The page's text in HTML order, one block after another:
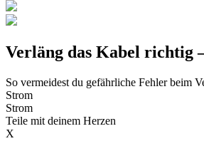
Verläng das Kabel richtig
So vermeidest du gefährliche Fehler beim
Strom
Strom
Teile mit deinem Herzen
X